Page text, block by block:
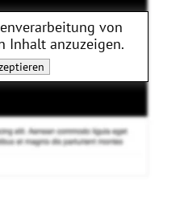
von
Inhalt anzuzeigen.